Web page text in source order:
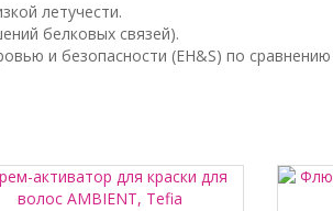
летучести.
белковых связей).
и безопасности (EH&S) по